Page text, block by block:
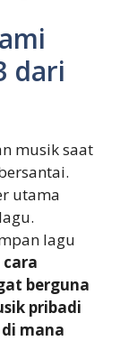
dari
musik saat
utama
lagu
berguna
pribadi
mana